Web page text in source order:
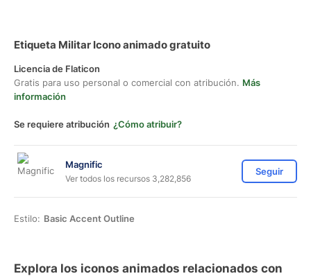
Etiqueta Militar Icono animado gratuito
Licencia de Flaticon
Gratis para uso personal o comercial con atribución. Más
información
Se requiere atribución ¿Cómo atribuir?
Magnific
Ver todos los recursos 3,282,856
Seguir
Estilo: Basic Accent Outline
Explora los iconos animados relacionados con